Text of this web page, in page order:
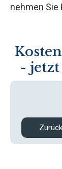
nehmen Sie
-
Zurück